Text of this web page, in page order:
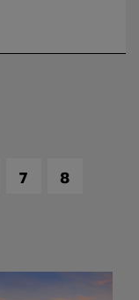
7
8